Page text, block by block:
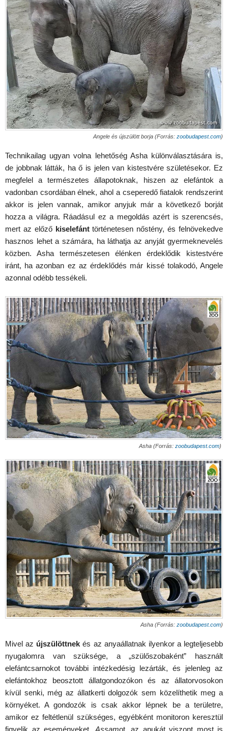
Angele és újszülött borja (Forrás: zoobudapest.com)
Technikailag ugyan volna lehetőség Asha különválasztására is,
de jobbnak látták, ha ő is jelen van kistestvére születésekor. Ez
megfelel a természetes állapotoknak, hiszen az elefántok a
vadonban csordában élnek, ahol a cseperedő fiatalok rendszerint
akkor is jelen vannak, amikor anyjuk már a következő borját
hozza a világra. Ráadásul ez a megoldás azért is szerencsés,
mert az előző kiselefánttörténetesen nőstény, és felnövekedve
hasznos lehet a számára, ha láthatja az anyját gyermeknevelés
közben. Asha természetesen élénken érdeklődik kistestvére
iránt, ha azonban ez az érdeklődés már kissé tolakodó, Angele
azonnal odébb tessékeli.
Asha (Forrás: zoobudapest.com)
Asha (Forrás: zoobudapest.com)
Mivel az újszülöttnek és az anyaállatnak ilyenkor a legteljesebb
nyugalomra van szüksége, a „szülőszobaként” használt
elefántcsarnokot további intézkedésig lezárták, és jelenleg az
elefántokhoz beosztott állatgondozókon és az állatorvosokon
kívül senki, még az állatkerti dolgozók sem közelíthetik meg a
környéket. A gondozók is csak akkor lépnek be a területre,
amikor ez feltétlenül szükséges, egyébként monitoron keresztül
figyelik az eseményeket. Assamot, az apukát viszont most is